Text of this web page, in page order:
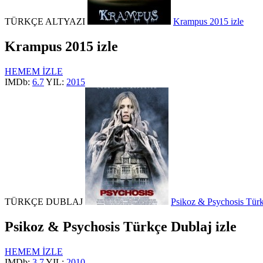
TÜRKÇE ALTYAZI Krampus 2015 izle
Krampus 2015 izle
HEMEM İZLE
IMDb: 6.7YIL: 2015
TÜRKÇE DUBLAJ Psikoz & Psychosis
Psikoz & Psychosis Türkçe Dublaj izle
HEMEM İZLE